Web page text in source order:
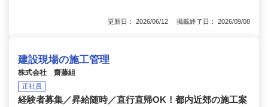
更新日： 2026/06/12 掲載終了日： 2026/09/08
建設現場の施工管理
株式会社 齋藤組
正社員
経験者募集／昇給随時／直行直帰OK！都内近郊の施工案